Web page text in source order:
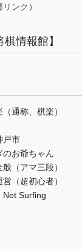
ンク）
棋情報館】
通称、棋楽）
市
お爺ちゃん
アマ三段）
初心者）
Surfing